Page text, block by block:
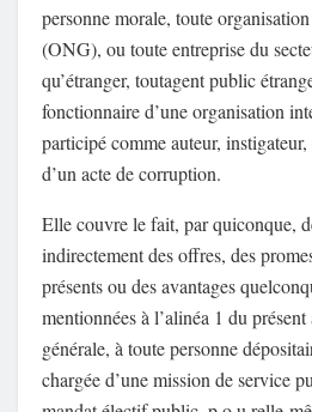
personne morale, toute
(ONG), ou toute entreprise du
qu’étranger, toutagent public
fonctionnaire d’une organisation
participé comme auteur,
d’un acte de corruption.
Elle couvre le fait, par quiconque,
indirectement des offres, des
présents ou des avantages
mentionnées à l’alinéa 1 du
générale, à toute personne
chargée d’une mission de service